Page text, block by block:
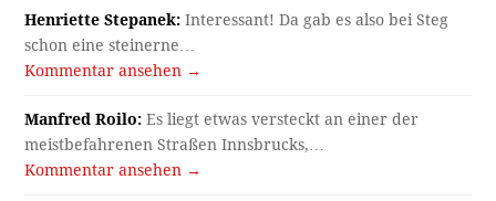
Henriette Stepanek: Interessant! Da gab es also bei Steg
schon eine steinerne…
Kommentar ansehen →
Manfred Roilo: Es liegt etwas versteckt an einer der
meistbefahrenen Straßen Innsbrucks,…
Kommentar ansehen →